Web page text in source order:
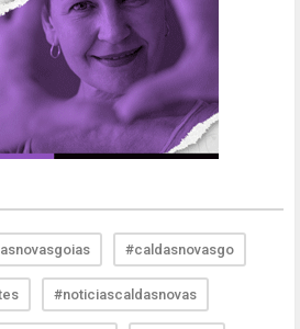
#caldasnovasgo
#noticiascaldasnovas